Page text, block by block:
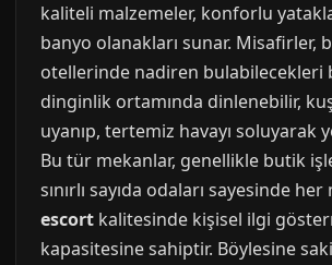
kaliteli malzemeler, konforlu
banyo olanakları sunar. Misafirler,
otellerinde nadiren bulabilecekleri
dinginlik ortamında dinlenebilir,
uyanıp, tertemiz havayı soluyarak
Bu tür mekanlar, genellikle butik
sınırlı sayıda odaları sayesinde
escort kalitesinde kişisel ilgi
kapasitesine sahiptir. Böylesine